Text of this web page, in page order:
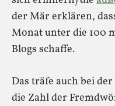
der Mär erklären,
Monat unter die 100
Blogs schaffe.
Das träfe auch bei
die Zahl der